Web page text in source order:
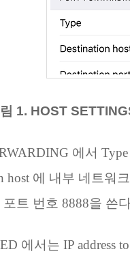
1. HOST
에서
host 에 내부 네트워
트 번호 8888을 쓴
에서는 IP address to